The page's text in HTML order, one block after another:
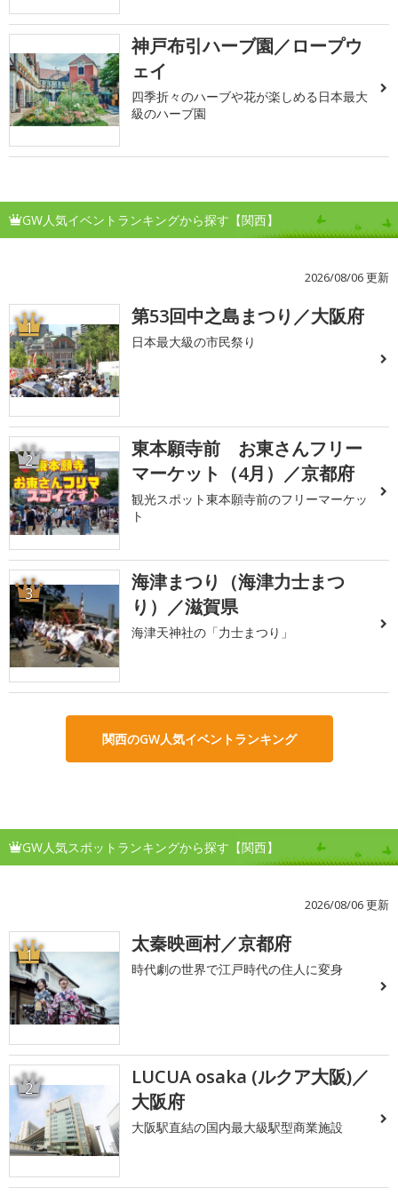
神戸布引ハーブ園／ロープウ
ェイ
四季折々のハーブや花が楽しめる日本最大
級のハーブ園
GW人気イベントランキングから探す【関西】
2026/08/06 更新
1 第53回中之島まつり／大阪府
日本最大級の市民祭り
2
東本願寺前 お東さんフリー
マーケット（4月）／京都府
観光スポット東本願寺前のフリーマーケッ
ト
3
海津まつり（海津力士まつ
り）／滋賀県
海津天神社の「力士まつり」
関西のGW人気イベントランキング
GW人気スポットランキングから探す【関西】
2026/08/06 更新
1 太秦映画村／京都府
時代劇の世界で江戸時代の住人に変身
2
LUCUA osaka (ルクア大阪)／
大阪府
大阪駅直結の国内最大級駅型商業施設